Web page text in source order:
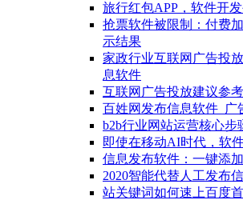
旅行红包APP，软件开发
抢票软件被限制：付费
示结果
家政行业互联网广告投
息软件
互联网广告投放建议参考
百姓网发布信息软件_广
b2b行业网站运营核心步
即使在移动AI时代，软
信息发布软件：一键添
2020智能代替人工发布
站关键词如何速上百度